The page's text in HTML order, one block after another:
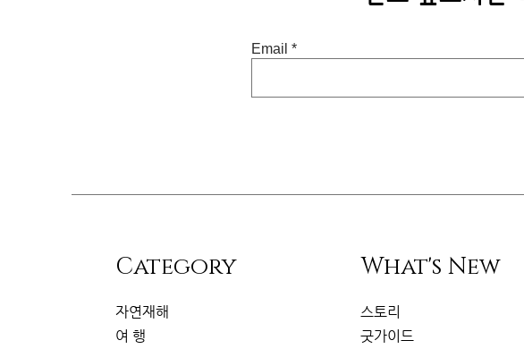
Email
​Category
자연재해
여 행
What's New
스토리
굿가이드